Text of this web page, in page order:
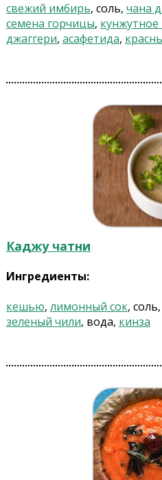
свежий имбирь, соль, чана
семена горчицы, кунжутное
джаггери, асафетида,
Каджу чатни
Ингредиенты:
кешью, лимонный сок, соль,
зеленый чили, вода, кинза